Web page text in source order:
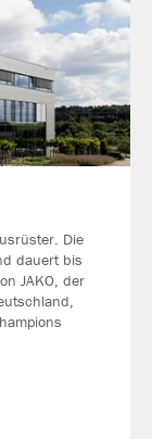
Die
dauert bis
JAKO, der